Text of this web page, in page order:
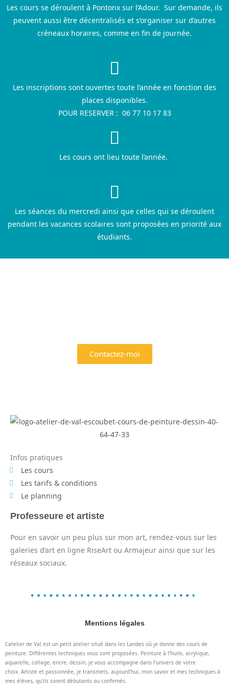
Les cours se déroulent à Pontonx sur l’Adour. Sur demande, ils
peuvent aussi être décentralisés et s’organiser sur d’autres
créneaux horaires, comme en fin de journée.
Les inscriptions sont ouvertes toute l’année en fonction des
places disponibles.
POUR RESERVER : 06 77 10 17 83
Les cours ont lieu toute l’année.
Les séances du mercredi ainsi que celles qui se déroulent
pendant les vacances scolaires sont proposées en priorité aux
étudiants.
Contactez-moi
Infos pratiques
Les cours
Les tarifs & conditions
Le planning
Professeure et artiste
Pour en savoir un peu plus sur mon art, rendez-vous sur les
galeries d’art en ligne RiseArt ou Armajeur ainsi que sur les
réseaux sociaux.
Mentions légales
L’atelier de Val est un petit atelier situé dans les Landes où je donne des cours de
peinture. Différentes techniques vous sont proposées. Peinture à l’huile, acrylique,
aquarelle, collage, encre, dessin, je vous accompagne dans l’univers de votre
choix. Artiste et passionnée, je transmets, aujourd’hui, mon savoir et mes techniques à
mes élèves, qu’ils soient débutants ou confirmés.